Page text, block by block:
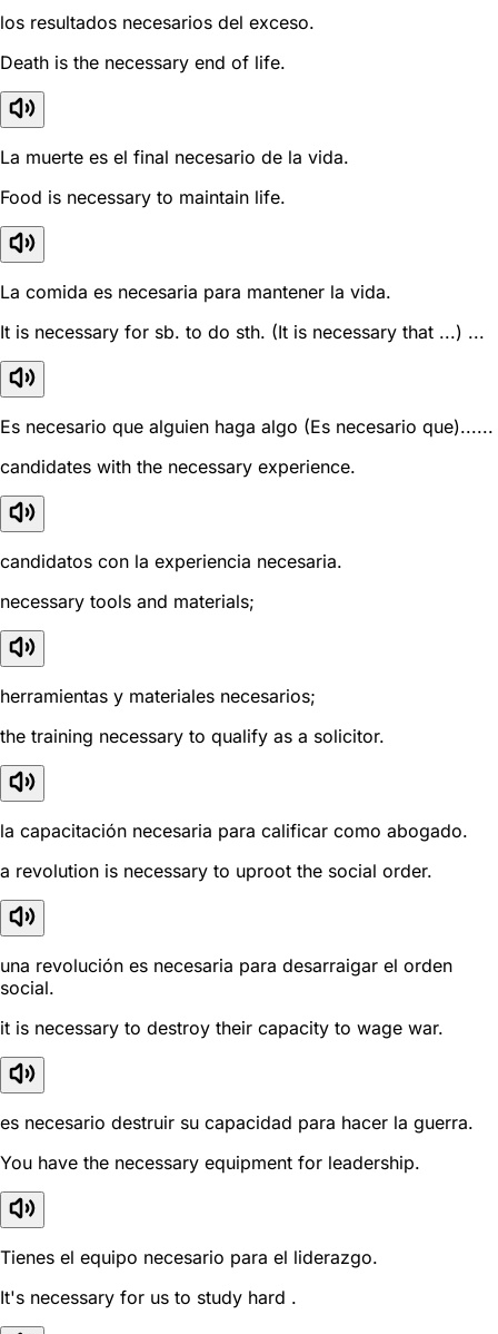
los resultados necesarios del exceso.
Death is the necessary end of life.
La muerte es el final necesario de la vida.
Food is necessary to maintain life.
La comida es necesaria para mantener la vida.
It is necessary for sb. to do sth. (It is necessary that ...) ...
Es necesario que alguien haga algo (Es necesario que)......
candidates with the necessary experience.
candidatos con la experiencia necesaria.
necessary tools and materials;
herramientas y materiales necesarios;
the training necessary to qualify as a solicitor.
la capacitación necesaria para calificar como abogado.
a revolution is necessary to uproot the social order.
una revolución es necesaria para desarraigar el orden
social.
it is necessary to destroy their capacity to wage war.
es necesario destruir su capacidad para hacer la guerra.
You have the necessary equipment for leadership.
Tienes el equipo necesario para el liderazgo.
It's necessary for us to study hard .